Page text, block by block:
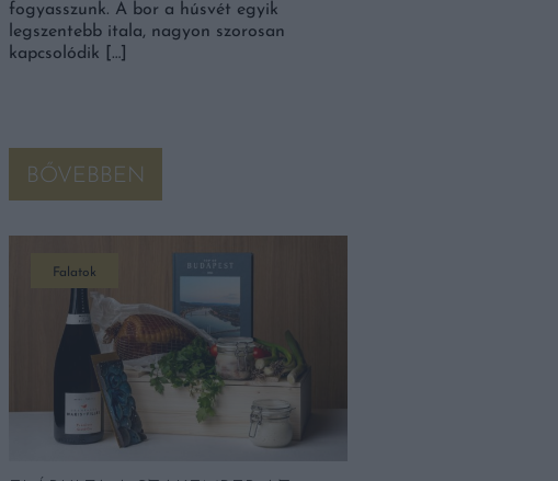
fogyasszunk. A bor a húsvét egyik
legszentebb itala, nagyon szorosan
kapcsolódik […]
BŐVEBBEN
Falatok